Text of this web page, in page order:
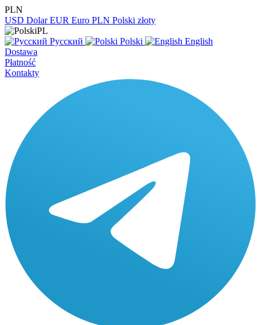
PLN
USD Dolar EUR Euro PLN Polski złoty
PL
Русский
Polski
English
Dostawa
Płatność
Kontakty